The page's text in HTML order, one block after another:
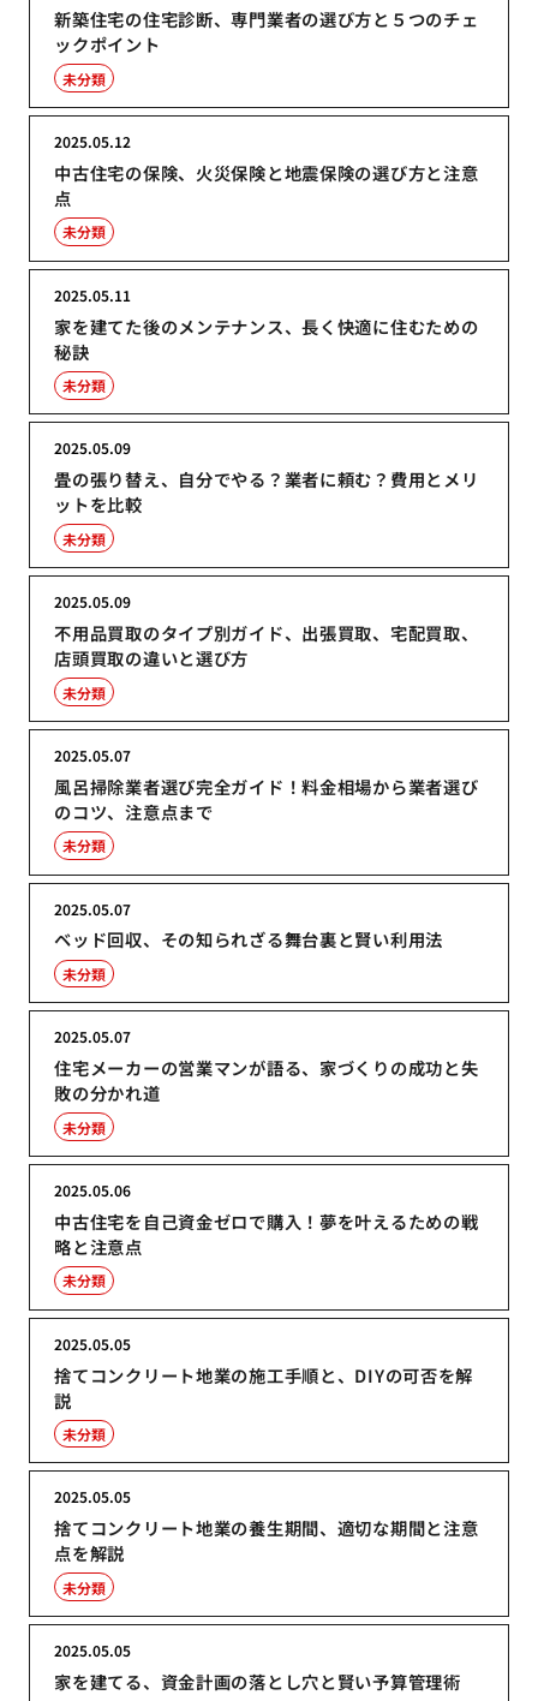
新築住宅の住宅診断、専門業者の選び方と５つのチェ
ックポイント
未分類
中古住宅の保険、火災保険と地震保険の選び方と注意
点
2025.05.12
未分類
家を建てた後のメンテナンス、長く快適に住むための
秘訣
2025.05.11
未分類
畳の張り替え、自分でやる？業者に頼む？費用とメリ
ットを比較
2025.05.09
未分類
不用品買取のタイプ別ガイド、出張買取、宅配買取、
店頭買取の違いと選び方
2025.05.09
未分類
風呂掃除業者選び完全ガイド！料金相場から業者選び
のコツ、注意点まで
2025.05.07
未分類
ベッド回収、その知られざる舞台裏と賢い利用法
2025.05.07
未分類
住宅メーカーの営業マンが語る、家づくりの成功と失
敗の分かれ道
2025.05.07
未分類
中古住宅を自己資金ゼロで購入！夢を叶えるための戦
略と注意点
2025.05.06
未分類
捨てコンクリート地業の施工手順と、DIYの可否を解
説
2025.05.05
未分類
捨てコンクリート地業の養生期間、適切な期間と注意
点を解説
2025.05.05
未分類
家を建てる、資金計画の落とし穴と賢い予算管理術
2025.05.05